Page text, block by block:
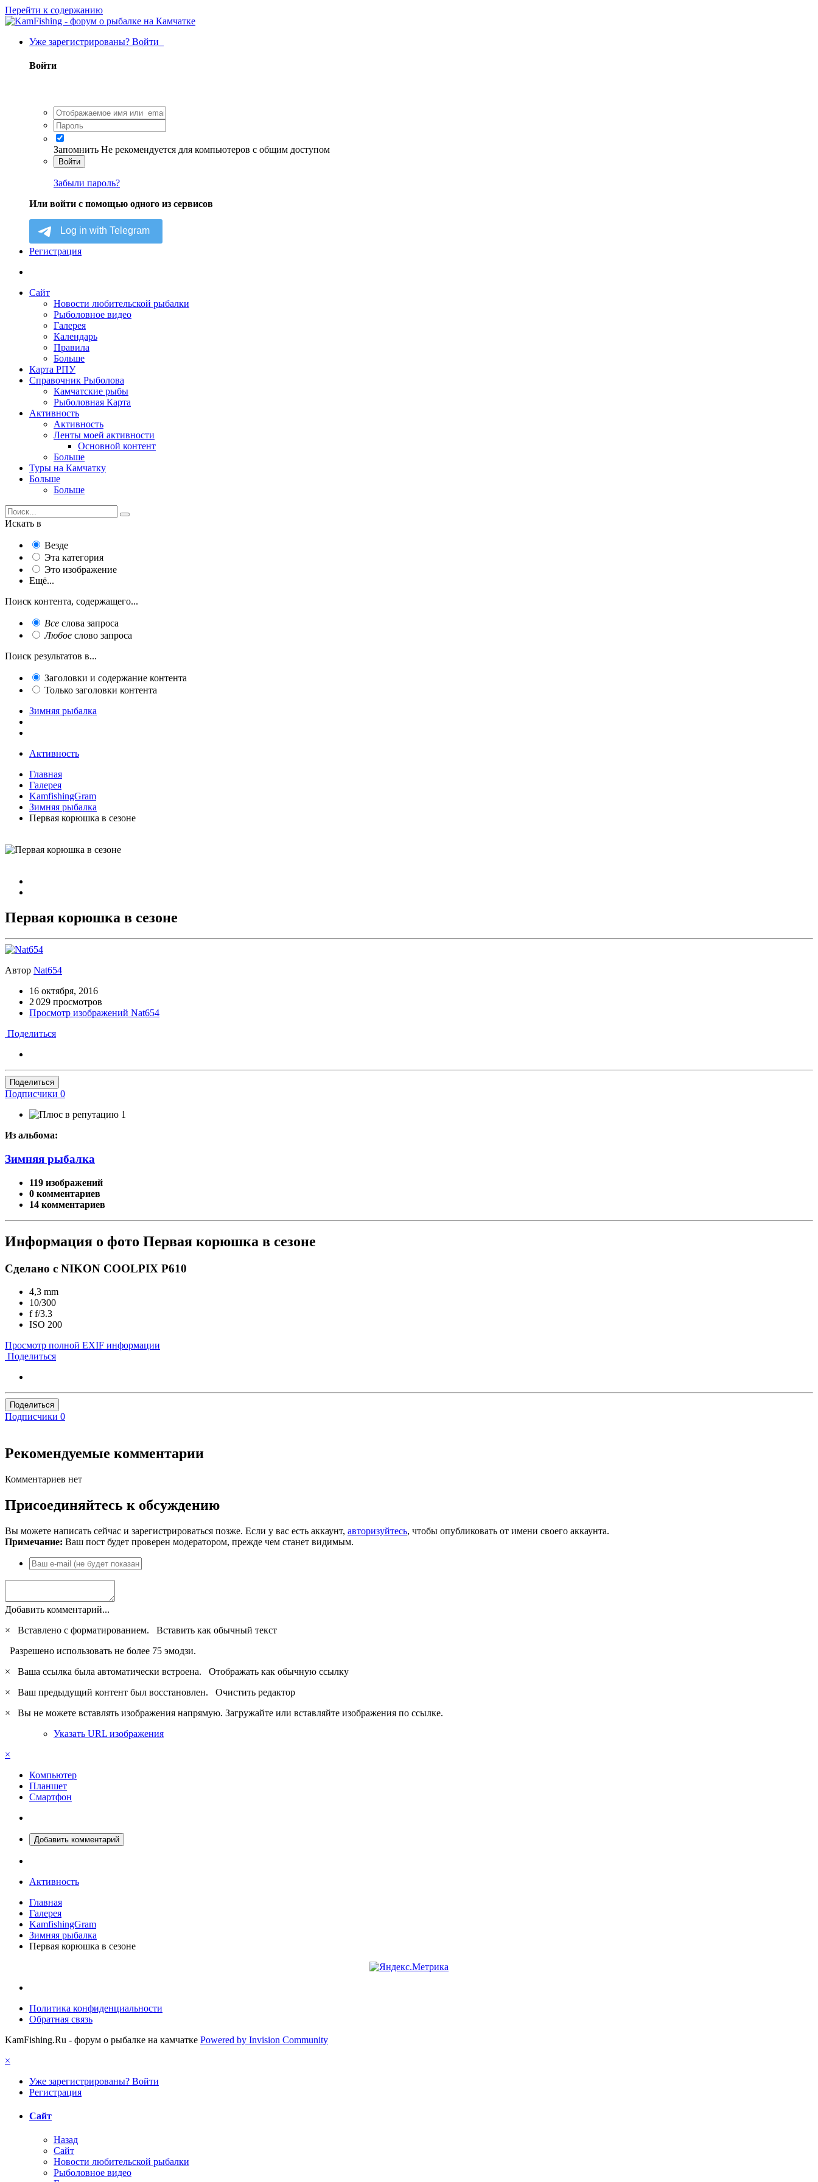
Перейти к содержанию
Уже зарегистрированы? Войти
Войти
Запомнить Не рекомендуется для компьютеров с общим доступом
Войти
Забыли пароль?
Или войти с помощью одного из сервисов
Регистрация
Сайт
Новости любительской рыбалки
Рыболовное видео
Галерея
Календарь
Правила
Больше
Карта РПУ
Справочник Рыболова
Камчатские рыбы
Рыболовная Карта
Активность
Активность
Ленты моей активности
Основной контент
Больше
Туры на Камчатку
Больше
Больше
Искать в
Везде
Эта категория
Это изображение
Ещё...
Поиск контента, содержащего...
Все слова запроса
Любое слово запроса
Поиск результатов в...
Заголовки и содержание контента
Только заголовки контента
Зимняя рыбалка
Активность
Главная
Галерея
KamfishingGram
Зимняя рыбалка
Первая корюшка в сезоне
Первая корюшка в сезоне
Автор Nat654
16 октября, 2016
2 029 просмотров
Просмотр изображений Nat654
Поделиться
Поделиться
Подписчики 0
1
Из альбома:
Зимняя рыбалка
119 изображений
0 комментариев
14 комментариев
Информация о фото Первая корюшка в сезоне
Сделано с NIKON COOLPIX P610
4,3 mm
10/300
ff/3.3
ISO 200
Просмотр полной EXIF информации
Поделиться
Поделиться
Подписчики 0
Рекомендуемые комментарии
Комментариев нет
Присоединяйтесь к обсуждению
Вы можете написать сейчас и зарегистрироваться позже. Если у вас есть аккаунт, авторизуйтесь, чтобы опубликовать от имени своего аккаунта.
Примечание: Ваш пост будет проверен модератором, прежде чем станет видимым.
Добавить комментарий...
×
Вставлено с форматированием. Вставить как обычный текст
Разрешено использовать не более 75 эмодзи.
×
Ваша ссылка была автоматически встроена. Отображать как обычную ссылку
×
Ваш предыдущий контент был восстановлен. Очистить редактор
×
Вы не можете вставлять изображения напрямую. Загружайте или вставляйте изображения по ссылке.
Указать URL изображения
×
Компьютер
Планшет
Смартфон
Добавить комментарий
Активность
Главная
Галерея
KamfishingGram
Зимняя рыбалка
Первая корюшка в сезоне
Политика конфиденциальности
Обратная связь
KamFishing.Ru - форум о рыбалке на камчатке Powered by Invision Community
×
Уже зарегистрированы? Войти
Регистрация
Сайт
Назад
Сайт
Новости любительской рыбалки
Рыболовное видео